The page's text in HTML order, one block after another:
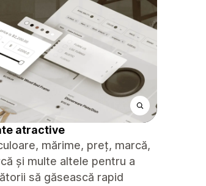
atractive
mărime, preț, marcă,
și multe altele pentru a
să găsească rapid